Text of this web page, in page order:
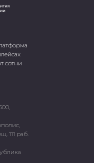
сотни
111 раб.